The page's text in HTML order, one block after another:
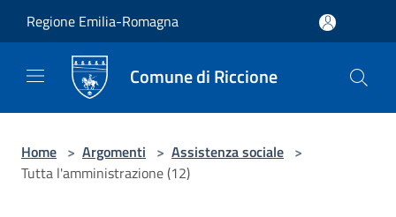
Regione Emilia-Romagna
Comune di Riccione
Home > Argomenti > Assistenza sociale >
Tutta l'amministrazione (12)